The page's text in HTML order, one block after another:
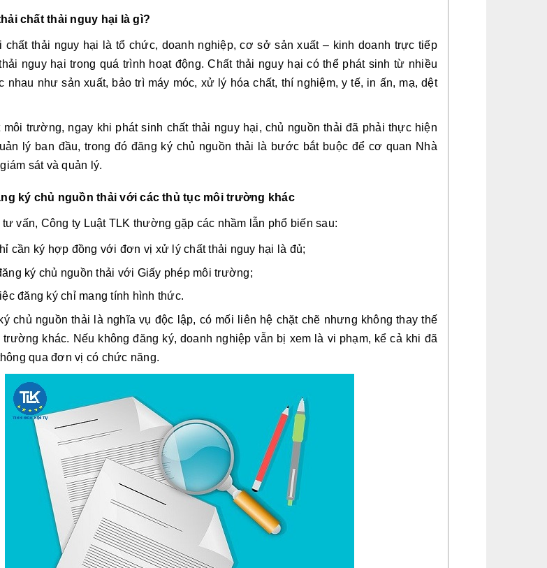
chất thải nguy hại là gì?
chất thải nguy hại là tổ chức, doanh nghiệp, cơ sở sản xuất – kinh doanh trực tiếp
nguy hại trong quá trình hoạt động. Chất thải nguy hại có thể phát sinh từ nhiều
nhau như sản xuất, bảo trì máy móc, xử lý hóa chất, thí nghiệm, y tế, in ấn, mạ, dệt
môi trường, ngay khi phát sinh chất thải nguy hại, chủ nguồn thải đã phải thực hiện
lý ban đầu, trong đó đăng ký chủ nguồn thải là bước bắt buộc để cơ quan Nhà
sát và quản lý.
ký chủ nguồn thải với các thủ tục môi trường khác
vấn, Công ty Luật TLK thường gặp các nhầm lẫn phổ biến sau:
cần ký hợp đồng với đơn vị xử lý chất thải nguy hại là đủ;
ký chủ nguồn thải với Giấy phép môi trường;
đăng ký chỉ mang tính hình thức.
chủ nguồn thải là nghĩa vụ độc lập, có mối liên hệ chặt chẽ nhưng không thay thế
trường khác. Nếu không đăng ký, doanh nghiệp vẫn bị xem là vi phạm, kể cả khi đã
qua đơn vị có chức năng.